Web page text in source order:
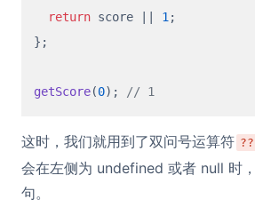
return score || 1 ;
};
getScore(0); // 1
这时，我们就用到了双问号运算符 ??
会在左侧为 undefined 或者 null 时
句。